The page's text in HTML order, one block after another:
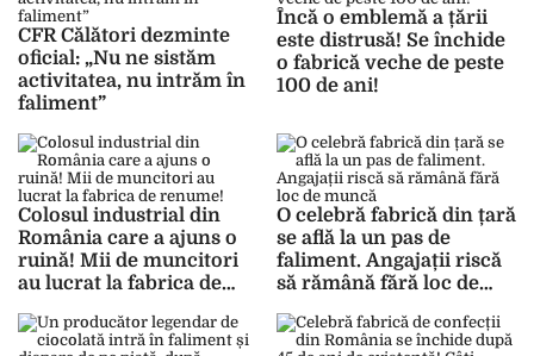
CFR Călători dezminte
oficial: „Nu ne sistăm
activitatea, nu intrăm în
faliment”
Încă o emblemă a țării
este distrusă! Se închide
o fabrică veche de peste
100 de ani!
Colosul industrial din
România care a ajuns o
ruină! Mii de muncitori
au lucrat la fabrica de
O celebră fabrică din țară
se află la un pas de
faliment. Angajații riscă
să rămână fără loc de